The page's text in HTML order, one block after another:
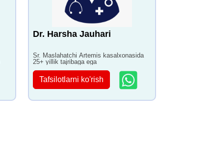
Dr. Harsha Jauhari
Sr. Maslahatchi Artemis kasalxonasida
25+ yillik tajribaga ega
Tafsilotlarni ko'rish